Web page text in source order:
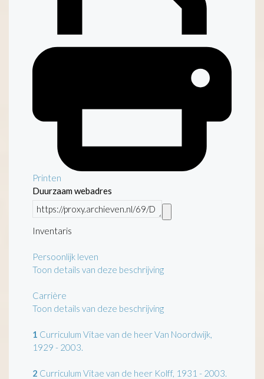
Printen
Duurzaam webadres
Inventaris
Persoonlijk leven
Toon details van deze beschrijving
Carrière
Toon details van deze beschrijving
1 Curriculum Vitae van de heer Van Noordwijk,
1929 - 2003.
2 Curriculum Vitae van de heer Kolff, 1931 - 2003.